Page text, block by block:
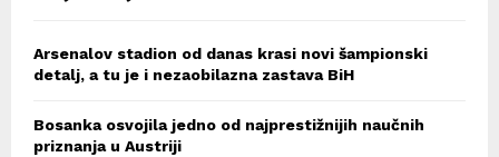
Arsenalov stadion od danas krasi novi šampionski
detalj, a tu je i nezaobilazna zastava BiH
Bosanka osvojila jedno od najprestižnijih naučnih
priznanja u Austriji